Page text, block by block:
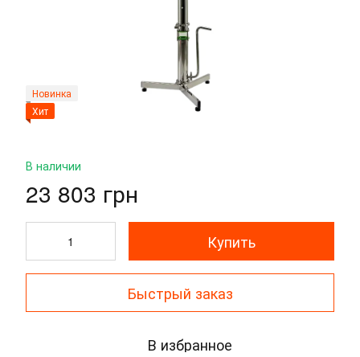
Новинка
Хит
В наличии
23 803 грн
Купить
Быстрый заказ
В избранное